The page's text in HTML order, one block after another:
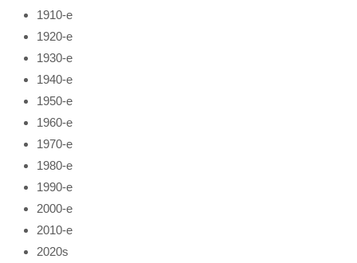
1910-е
1920-е
1930-е
1940-е
1950-е
1960-е
1970-е
1980-е
1990-е
2000-е
2010-е
2020s